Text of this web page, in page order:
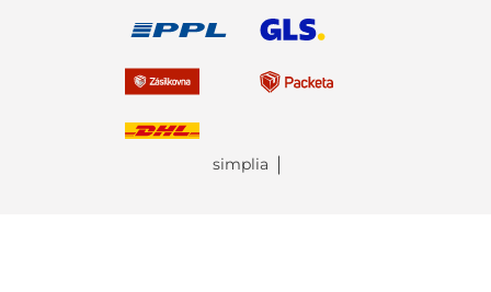
simplia